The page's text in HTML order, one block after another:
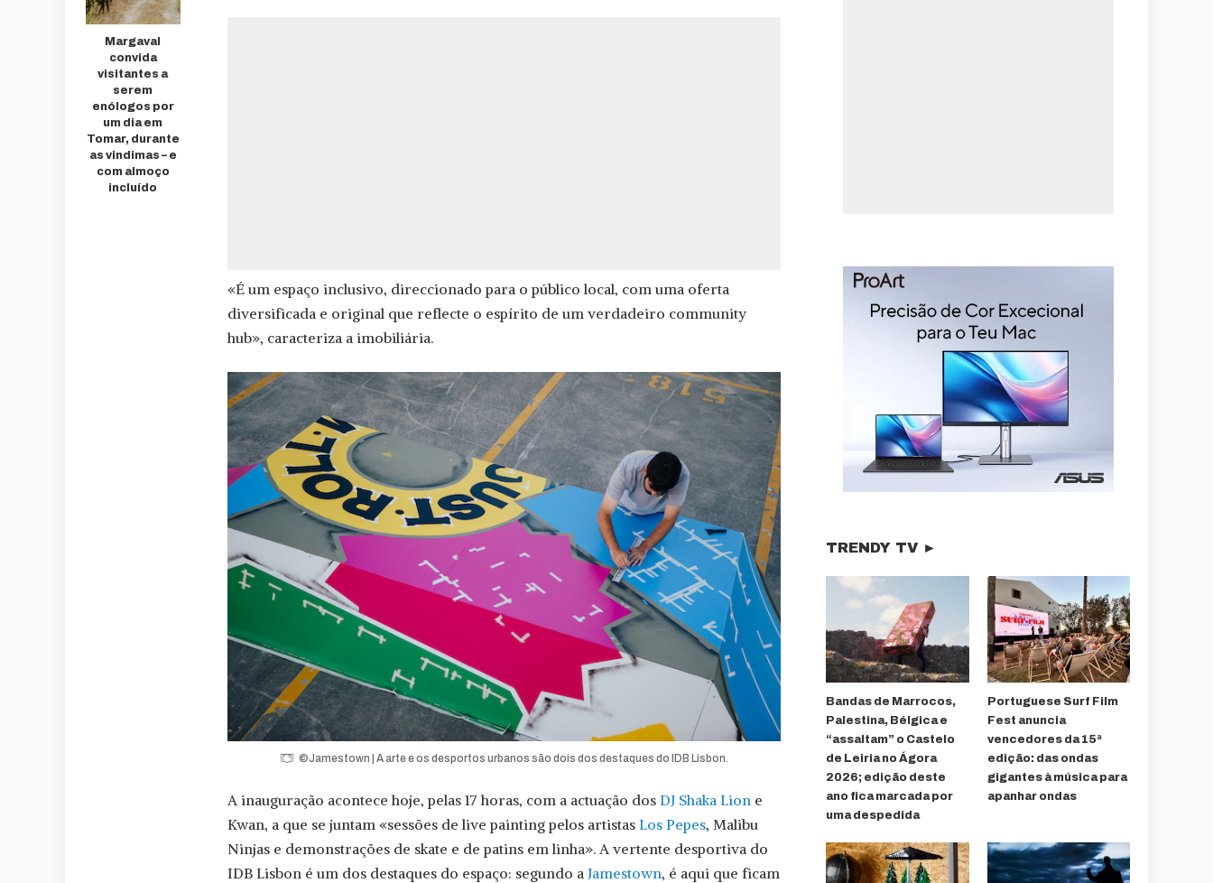
Margaval
convida
visitantes a
serem
enólogos por
um dia em
Tomar, durante
as vindimas – e
com almoço
incluído
«É um espaço inclusivo, direccionado para o público local, com uma oferta
diversificada e original que reflecte o espírito de um verdadeiro community
hub», caracteriza a imobiliária.
©Jamestown | A arte e os desportos urbanos são dois dos destaques do IDB Lisbon.
A inauguração acontece hoje, pelas 17 horas, com a actuação dos DJ Shaka Lion e
Kwan, a que se juntam «sessões de live painting pelos artistas Los Pepes, Malibu
Ninjas e demonstrações de skate e de patins em linha». A vertente desportiva do
IDB Lisbon é um dos destaques do espaço: segundo a Jamestown, é aqui que ficam
TRENDY TV ►
Bandas de Marrocos,
Palestina, Bélgica e
“assaltam” o Castelo
de Leiria no Ágora
2026; edição deste
ano fica marcada por
uma despedida
Portuguese Surf Film
Fest anuncia
vencedores da 15ª
edição: das ondas
gigantes à música para
apanhar ondas